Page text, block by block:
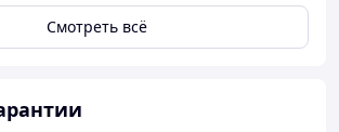
Смотреть всё